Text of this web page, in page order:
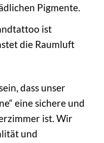
Pigmente.
ist
die Raumluft
dass unser
eine sichere und
ist. Wir
und